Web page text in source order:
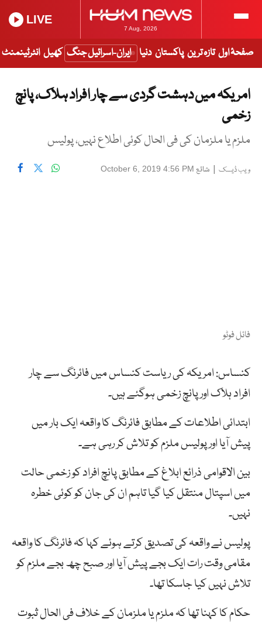
7 Aug, 2026
LIVE
صفحۂ اول تازہ ترین پاکستان دنیا ایران-اسرائیل جنگ کھیل انٹرٹینمنٹ
امریکہ میں دہشت گردی سے چار افراد ہلاک، پانچ
زخمی
ملزم یا ملزمان کی فی الحال کوئی اطلاع نہیں، پولیس
ویب ڈیسک | شائع October 6, 2019 4:56 PM
فائل فوٹو
کنساس: امریکہ کی ریاست کنساس میں فائرنگ سے چار
افراد ہلاک اور پانچ زخمی ہوگئے ہیں۔
ابتدائی اطلاعات کے مطابق فائرنگ کا واقعہ ایک بار میں
پیش آیا اور پولیس ملزم کو تلاش کر رہی ہے۔
بین الاقوامی ذرائع ابلاغ کے مطابق پانچ افراد کو زخمی حالت
میں اسپتال منتقل کیا گیا تاہم ان کی جان کو کوئی خطرہ
نہیں۔
پولیس نے واقعہ کی تصدیق کرتے ہوئے کہا کہ فائرنگ کا واقعہ
مقامی وقت رات ایک بجے پیش آیا اور صبح چھ بجے ملزم کو
تلاش نہیں کیا جاسکا تھا۔
حکام کا کہنا تھا کہ ملزم یا ملزمان کے خلاف فی الحال ثبوت